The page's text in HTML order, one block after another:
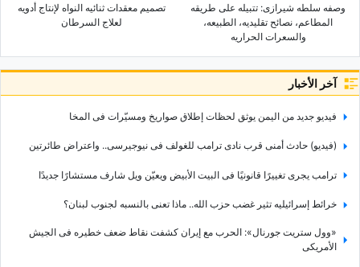
وصفه سلطه شیرازی: تتبیله على طریقه
المطاعم، نصائح تقلیدیه، الطبیعه،
والسعرات الحراریه
تصمیم معقدات ثنائیه النواه لإنتاج أدویه
لعلاج السرطان
آخر الأخبار
فیدیو جدید من الیمن یوثق لحظات إطلاق صواریخ ومسیّرات فی المخا
(فیدیو) حادث أمنی قرب نادی ترامب للغولف فی نیوجیرسی.. واعتراض طائرتین
ترامب یجری تغییرًا قانونیًا فی البیت الأبیض ویعیّن ویل شارف مستشارًا جدیدًا
خرائط إسرائیلیه تثیر غضب حزب الله.. ماذا تعنی بالنسبه لجنوب لبنان؟
«وول ستریت جورنال»: الحرب مع إیران کشفت نقاط ضعف خطیره فی الجیش
الأمریکی